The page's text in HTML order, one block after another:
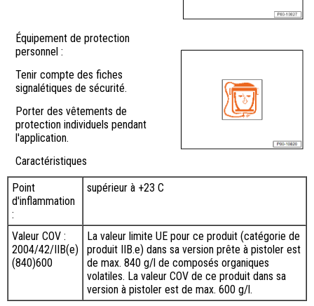
Équipement de protection
personnel :
Tenir compte des fiches
signalétiques de sécurité.
Porter des vêtements de
protection individuels pendant
l'application.
Caractéristiques
Point
d'inflammation
:
supérieur à +23 C
Valeur COV :
2004/42/IIB(e)
(840)600
La valeur limite UE pour ce produit (catégorie de
produit IIB.e) dans sa version prête à pistoler est
de max. 840 g/l de composés organiques
volatiles. La valeur COV de ce produit dans sa
version à pistoler est de max. 600 g/l.